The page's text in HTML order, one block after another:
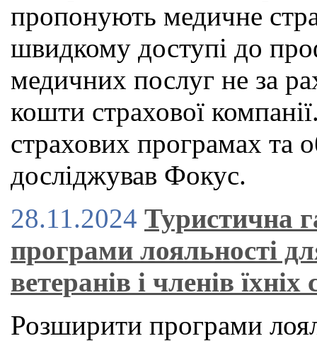
пропонують медичне
швидкому доступі до
медичних послуг не за
кошти страхової
страхових програмах та
досліджував Фокус.
28.11.2024 Туристична
програми лояльності
ветеранів і членів
Розширити програми